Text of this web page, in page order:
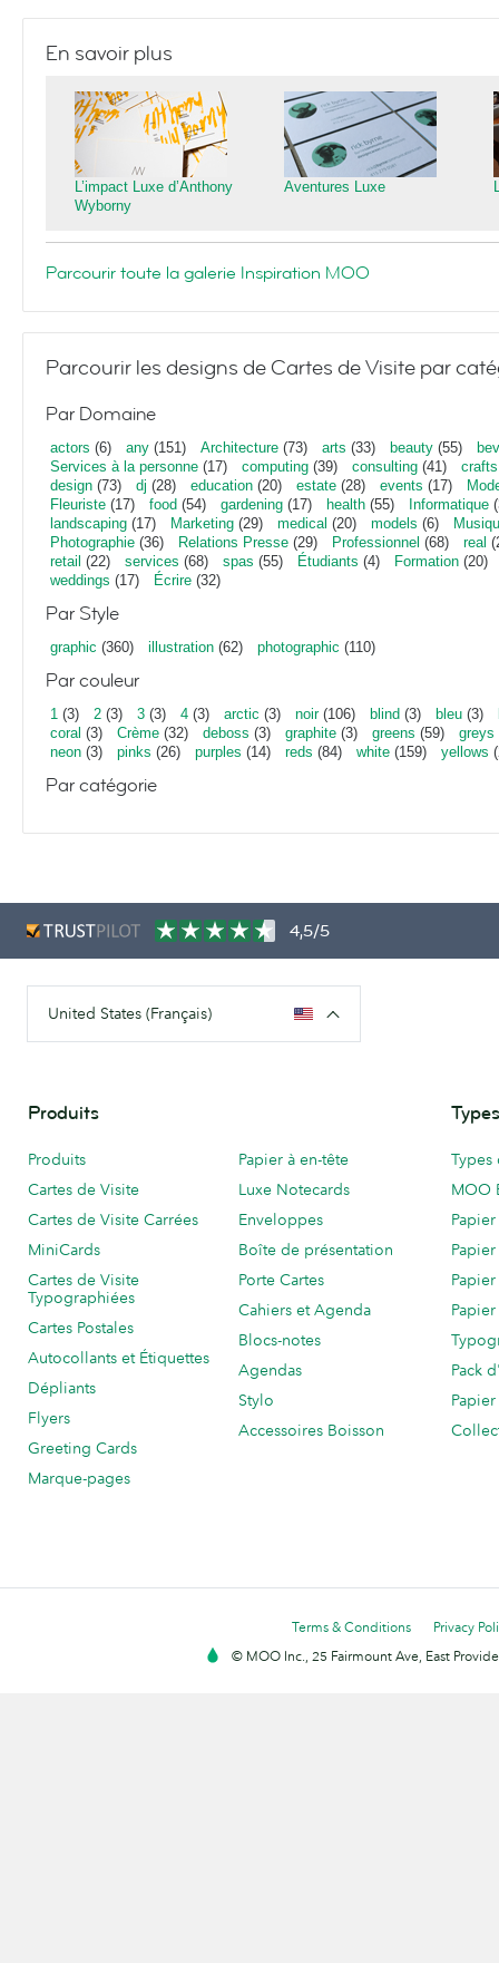
En savoir plus
L’impact Luxe d’Anthony
Wyborny
Aventures Luxe
Parcourir toute la galerie Inspiration MOO
Parcourir les designs de Cartes de Visite par
Par Domaine
actors (6) any (151) Architecture (73) arts (33) beauty (55)
Services à la personne (17) computing (39) consulting (41) crafts
design (73) dj (28) education (20) estate (28) events (17)
Fleuriste (17) food (54) gardening (17) health (55) Informatique
landscaping (17) Marketing (29) medical (20) models (6)
Photographie (36) Relations Presse (29) Professionnel (68) real
retail (22) services (68) spas (55) Étudiants (4) Formation (20)
weddings (17) Écrire (32)
Par Style
graphic (360) illustration (62) photographic (110)
Par couleur
1 (3) 2 (3) 3 (3) 4 (3) arctic (3) noir(106) blind (3) bleu (3)
coral (3) Crème (32) deboss (3) graphite (3) greens (59) greys
neon (3) pinks (26) purples (14) reds (84) white (159) yellows
Par catégorie
4,5/5
United States (Français)
Produits
Produits
Cartes de Visite
Cartes de Visite Carrées
MiniCards
Cartes de Visite
Typographiées
Cartes Postales
Autocollants et Étiquettes
Dépliants
Flyers
Greeting Cards
Marque-pages
Papier à en-tête
Luxe Notecards
Enveloppes
Boîte de présentation
Porte Cartes
Cahiers et Agenda
Blocs-notes
Agendas
Stylo
Accessoires Boisson
MOO
Pack
Terms & Conditions
Privacy
© MOO Inc., 25 Fairmount Ave, East